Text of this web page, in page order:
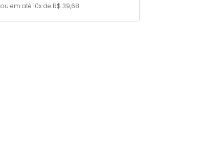
ou em até 10x de R$ 39,68